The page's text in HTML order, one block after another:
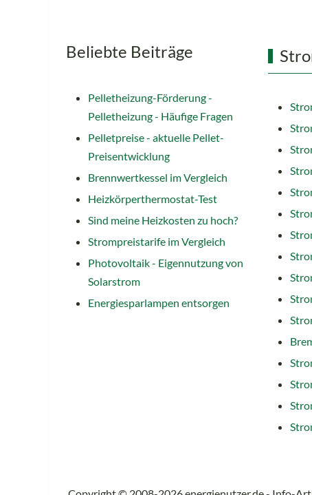
Beliebte Beiträge
Pelletheizung-Förderung -
Pelletheizung - Häufige Fragen
Pelletpreise - aktuelle Pellet-
Preisentwicklung
Brennwertkessel im Vergleich
Heizkörperthermostat-Test
Sind meine Heizkosten zu hoch?
Strompreistarife im Vergleich
Photovoltaik - Eigennutzung von
Solarstrom
Energiesparlampen entsorgen